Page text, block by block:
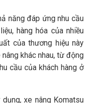
năng đáp ứng nhu cầu
hàng hóa của nhiều
của thương hiệu này
khác nhau, từ động
cầu của khách hàng ở
xe nâng Komatsu